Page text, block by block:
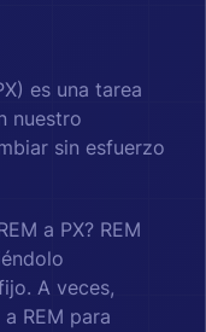
es una tarea
nuestro
sin esfuerzo
a PX? REM
A veces,
REM para